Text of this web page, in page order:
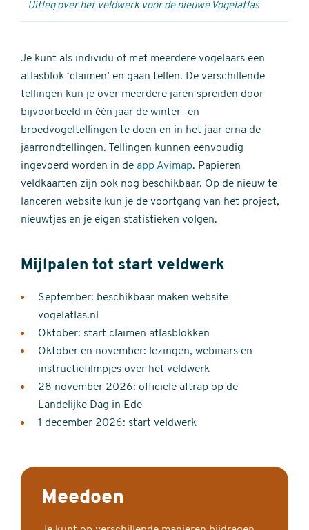
Uitleg over het veldwerk voor de nieuwe Vogelatlas
Je kunt als individu of met meerdere vogelaars een
atlasblok ‘claimen’ en gaan tellen. De verschillende
tellingen kun je over meerdere jaren spreiden door
bijvoorbeeld in één jaar de winter- en
broedvogeltellingen te doen en in het jaar erna de
jaarrondtellingen. Tellingen kunnen eenvoudig
ingevoerd worden in de app Avimap. Papieren
veldkaarten zijn ook nog beschikbaar. Op de nieuw te
lanceren website kun je de voortgang van het project,
nieuwtjes en je eigen statistieken volgen.
Mijlpalen tot start veldwerk
September: beschikbaar maken website
vogelatlas.nl
Oktober: start claimen atlasblokken
Oktober en november: lezingen, webinars en
instructiefilmpjes over het veldwerk
28 november 2026: officiële aftrap op de
Landelijke Dag in Ede
1 december 2026: start veldwerk
Meedoen